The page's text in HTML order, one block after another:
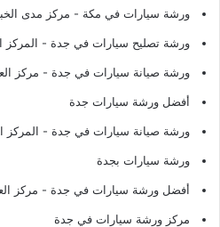
ورشة سيارات في مكة - مركز مدى
ورشة تصليح سيارات في جدة - المركز
ورشة صيانة سيارات في جدة - مركز
أفضل ورشة سيارات جدة
ورشة صيانة سيارات في جدة - المركز
ورشة سيارات بجدة
أفضل ورشة سيارات في جدة - مركز
مركز ورشة سيارات في جدة